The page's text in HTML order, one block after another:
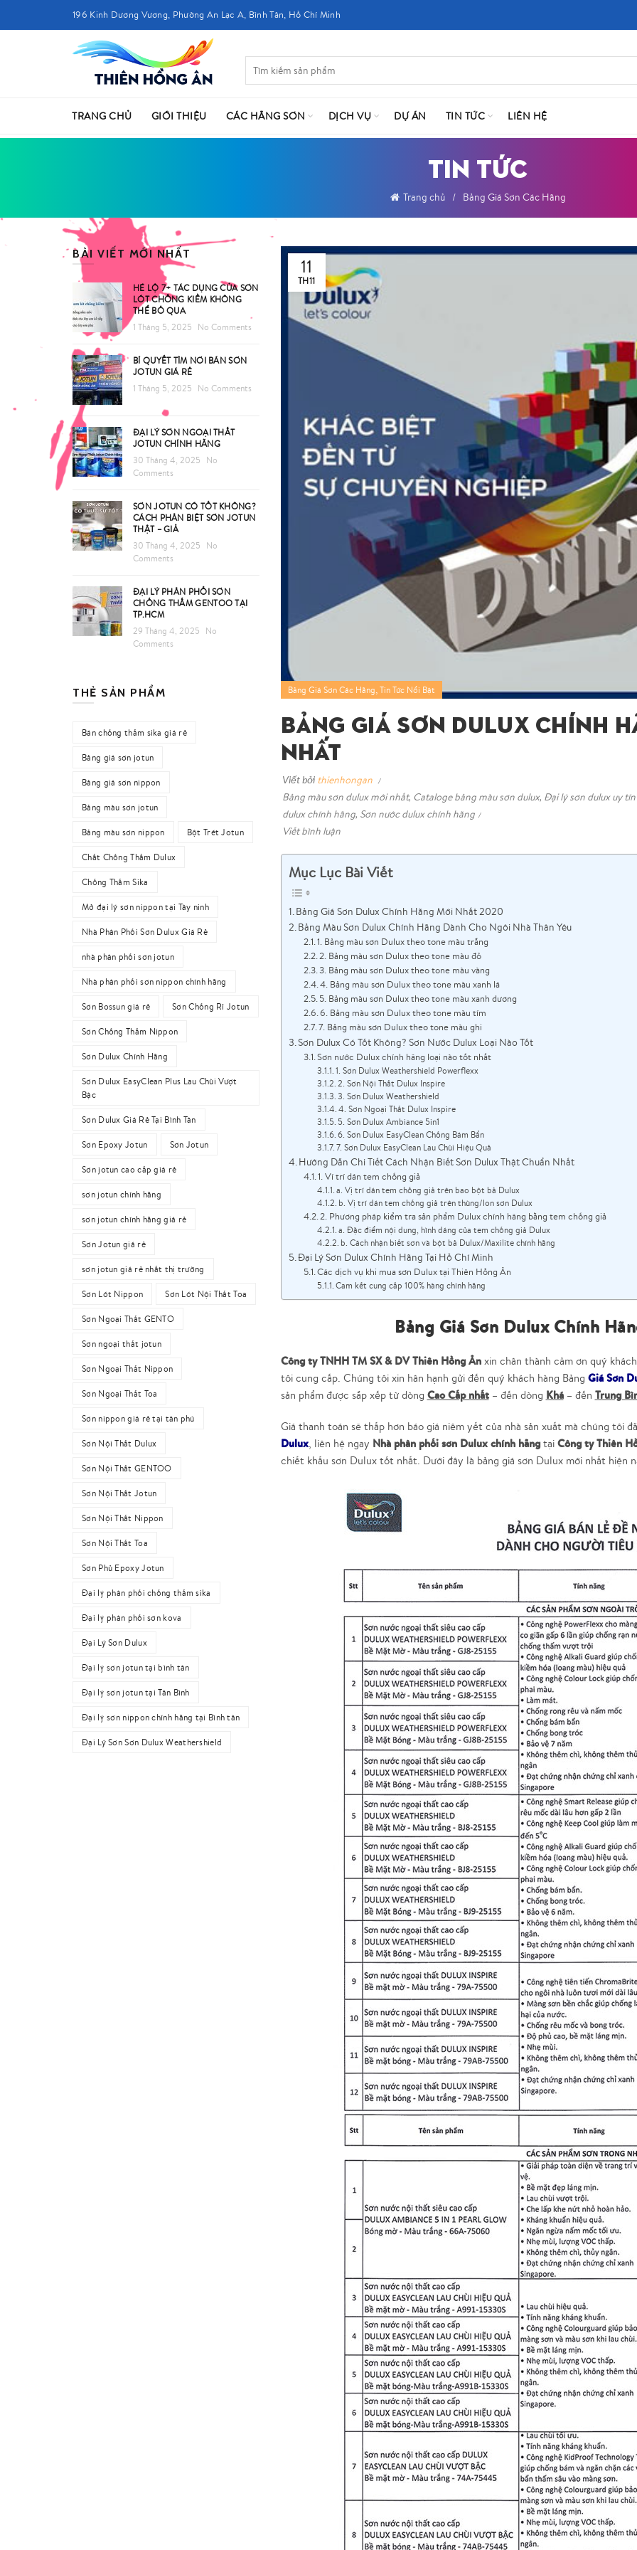
196 Kinh Dương Vương, Phường An Lạc A, Bình Tân, Hồ Chí Minh
TRANG CHỦ GIỚI THIỆU CÁC HÃNG SƠN DỊCH VỤ DỰ ÁN TIN TỨC LIÊN HỆ
TIN TỨC
Trang chủ Bảng Giá Sơn Các Hãng
11
TH11
Bảng Giá Sơn Các Hãng, Tin Tức Nổi Bật
Bảng Giá Sơn Dulux Chính
Nhất
Viết bởi thienhongan
Bảng màu sơn dulux mới nhất, Cataloge bảng màu sơn dulux, Đại lý sơn dulux uy
dulux chính hãng, Sơn nước dulux chính hãng
Viết bình luận
Mục Lục Bài Viết
Bảng Giá Sơn Dulux Chính Hãng Mới Nhất 2020
Bảng Màu Sơn Dulux Chính Hãng Dành Cho Ngôi Nhà Thân Yêu
1. Bảng màu sơn Dulux theo tone màu trắng
2. Bảng màu sơn Dulux theo tone màu đỏ
3. Bảng màu sơn Dulux theo tone màu vàng
4. Bảng màu sơn Dulux theo tone màu xanh lá
5. Bảng màu sơn Dulux theo tone màu xanh dương
6. Bảng màu sơn Dulux theo tone màu tím
7. Bảng màu sơn Dulux theo tone màu ghi
Sơn Dulux Có Tốt Không? Sơn Nước Dulux Loại Nào Tốt
Sơn nước Dulux chính hãng loại nào tốt nhất
1. Sơn Dulux Weathershield Powerflexx
2. Sơn Nội Thất Dulux Inspire
3. Sơn Dulux Weathershield
4. Sơn Ngoại Thất Dulux Inspire
5. Sơn Dulux Ambiance 5in1
6. Sơn Dulux EasyClean Chống Bám Bẩn
7. Sơn Dulux EasyClean Lau Chùi Hiệu Quả
Hướng Dẫn Chi Tiết Cách Nhận Biết Sơn Dulux Thật Chuẩn Nhất
1. Ví trí dán tem chống giả
a. Vị trí dán tem chống giả trên bao bột bả Dulux
b. Vị trí dán tem chống giả trên thùng/lon sơn Dulux
2. Phương pháp kiểm tra sản phẩm Dulux chính hãng bằng tem chống giả
a. Đặc điểm nội dung, hình dáng của tem chống giả Dulux
b. Cách nhận biết sơn và bột bả Dulux/Maxilite chính hãng
Đại Lý Sơn Dulux Chính Hãng Tại Hồ Chí Minh
Các dịch vụ khi mua sơn Dulux tại Thiên Hồng Ân
Cam kết cung cấp 100% hàng chính hãng
Bảng Giá Sơn Dulux Chính
Công ty TNHH TM SX & DV Thiên Hồng Ânxin chân thành cảm ơn quý
tôi cung cấp. Chúng tôi xin hân hạnh gửi đến quý khách hàng Bảng Giá Sơn
sản phẩm được sắp xếp từ dòng Cao Cấp nhất– đến dòng Khá– đến Trung
Giá thanh toán sẽ thấp hơn báo giá niêm yết của nhà sản xuất mà chúng tôi
Dulux, liên hệ ngay Nhà phân phối sơn Dulux chính hãngtại Công ty Thiên
chiết khấu sơn Dulux tốt nhất. Dưới đây là bảng giá sơn Dulux mới nhất hiện
BÀI VIẾT MỚI NHẤT
HÉ LỘ 7+ TÁC DỤNG CỦA SƠN
LÓT CHỐNG KIỀM KHÔNG
THỂ BỎ QUA
1 Tháng 5, 2025
No Comments
BÍ QUYẾT TÌM NƠI BÁN SƠN
JOTUN GIÁ RẺ
1 Tháng 5, 2025
No Comments
ĐẠI LÝ SƠN NGOẠI THẤT
JOTUN CHÍNH HÃNG
30 Tháng 4, 2025
No
Comments
SƠN JOTUN CÓ TỐT KHÔNG?
CÁCH PHÂN BIỆT SƠN JOTUN
THẬT – GIẢ
30 Tháng 4, 2025
No
Comments
ĐẠI LÝ PHÂN PHỐI SƠN
CHỐNG THẤM GENTOO TẠI
TP.HCM
29 Tháng 4, 2025
No
Comments
THẺ SẢN PHẨM
Bán chống thấm sika giá rẻ
Bảng giá sơn jotun
Bảng giá sơn nippon
Bảng màu sơn jotun
Bảng màu sơn nippon Bột Trét Jotun
Chất Chống Thấm Dulux
Chống Thấm Sika
Mở đại lý sơn nippon tại Tây ninh
Nhà Phân Phối Sơn Dulux Giá Rẻ
nhà phân phối sơn jotun
Nhà phân phối sơn nippon chính hãng
Sơn Bossun giá rẻ Sơn Chống Rỉ Jotun
Sơn Chống Thấm Nippon
Sơn Dulux Chính Hãng
Sơn Dulux EasyClean Plus Lau Chùi Vượt
Bậc
Sơn Dulux Giá Rẻ Tại Bình Tân
Sơn Epoxy Jotun Sơn Jotun
Sơn jotun cao cấp giá rẻ
sơn jotun chính hãng
sơn jotun chính hãng giá rẻ
Sơn Jotun giá rẻ
sơn jotun giá rẻ nhất thị trường
Sơn Lót Nippon Sơn Lót Nội Thất Toa
Sơn Ngoại Thất GENTO
Sơn ngoại thất jotun
Sơn Ngoại Thất Nippon
Sơn Ngoại Thất Toa
Sơn nippon giá rẻ tại tân phú
Sơn Nội Thất Dulux
Sơn Nội Thất GENTOO
Sơn Nội Thất Jotun
Sơn Nội Thất Nippon
Sơn Nội Thất Toa
Sơn Phủ Epoxy Jotun
Đại lý phân phối chống thấm sika
Đại lý phân phối sơn kova
Đại Lý Sơn Dulux
Đại lý sơn jotun tại bình tân
Đại lý sơn jotun tại Tân Bình
Đại lý sơn nippon chính hãng tại Bình tân
Đại Lý Sơn Sơn Dulux Weathershield